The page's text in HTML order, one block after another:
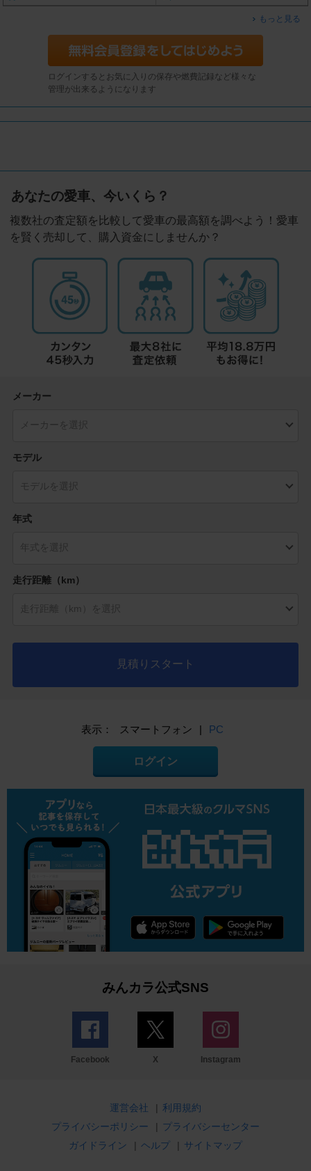
もっと見る
ログインするとお気に入りの保存や燃費記録など様々な
管理が出来るようになります
あなたの愛車、今いくら？
複数社の査定額を比較して愛車の最高額を調べよう！愛車
を賢く売却して、購入資金にしませんか？
メーカー
モデル
年式
走行距離（km）
見積りスタート
表示： スマートフォン | PC
ログイン
みんカラ公式SNS
Facebook X Instagram
運営会社 | 利用規約
プライバシーポリシー
| プライバシーセンター
ガイドライン
| ヘルプ | サイトマップ